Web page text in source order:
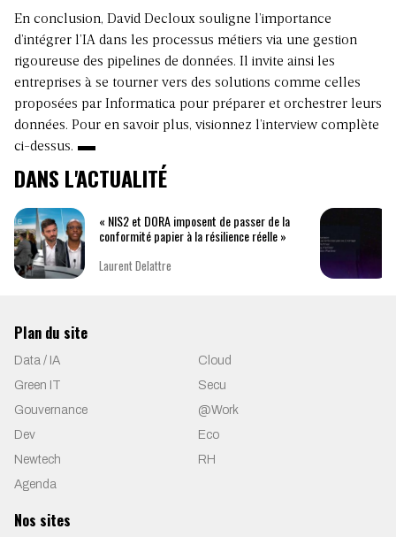
En conclusion, David Decloux souligne l’importance
d’intégrer l’IA dans les processus métiers via une gestion
rigoureuse des pipelines de données. Il invite ainsi les
entreprises à se tourner vers des solutions comme celles
proposées par Informatica pour préparer et orchestrer leurs
données. Pour en savoir plus, visionnez l’interview complète
ci-dessus.
DANS L'ACTUALITÉ
« NIS2 et DORA imposent de passer de la
conformité papier à la résilience réelle »
Laurent Delattre
Plan du site
Data / IA
Cloud
Green IT
Secu
Gouvernance
@Work
Dev
Eco
Newtech
RH
Agenda
Nos sites